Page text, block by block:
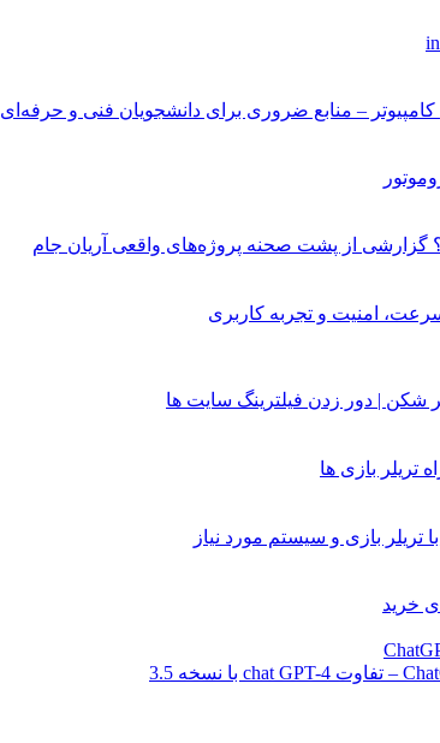
– منابع ضروری برای دانشجویان فنی و حرفه‌ای
گزارشی از پشت صحنه پروژه‌های واقعی آریان جام
شکن | دور زدن فیلترینگ سایت ها